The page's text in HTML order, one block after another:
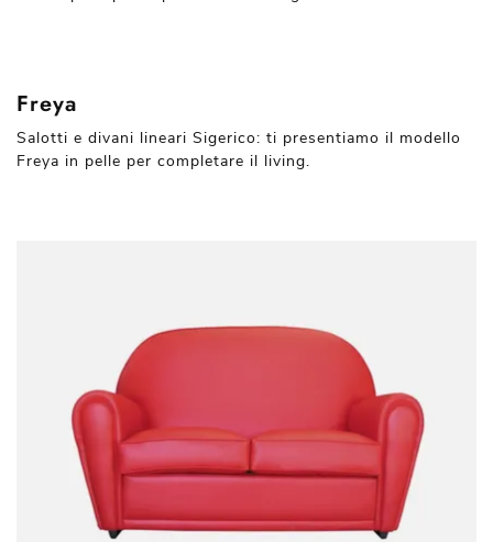
Freya
Salotti e divani lineari Sigerico: ti presentiamo il modello
Freya in pelle per completare il living.